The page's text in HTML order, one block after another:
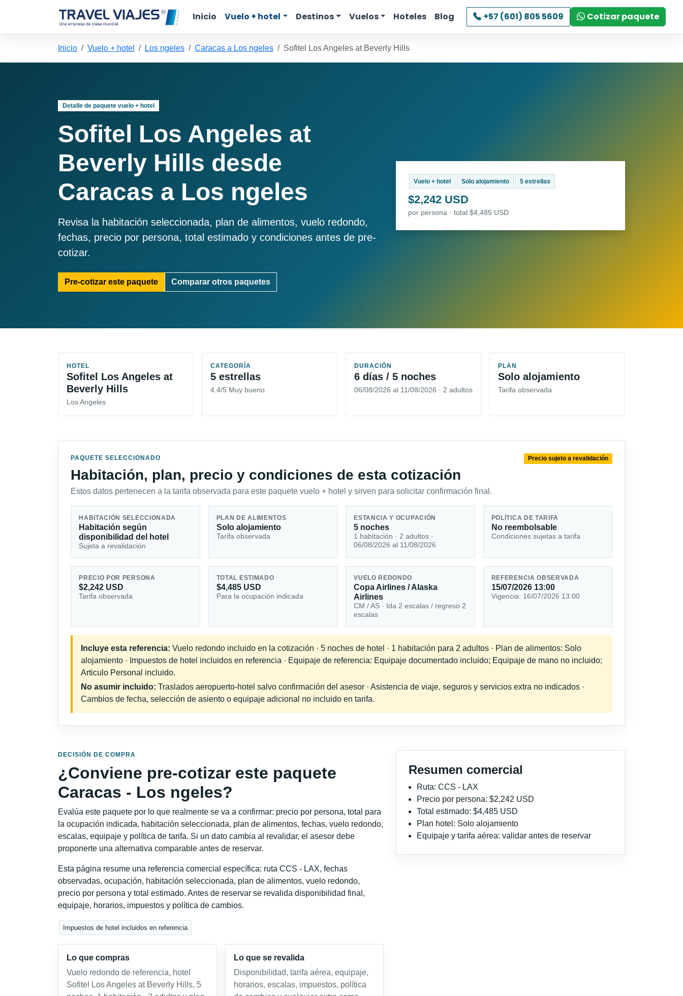
Inicio Vuelo + hotel Destinos Vuelos Hoteles Blog +57 (601) 805 5609 Cotizar paquete
Inicio Vuelo + hotel Los ngeles Caracas a Los ngeles Sofitel Los Angeles at Beverly Hills
Detalle de paquete vuelo + hotel
Sofitel Los Angeles at
Beverly Hills desde
Caracas a Los ngeles
Revisa la habitación seleccionada, plan de alimentos, vuelo redondo,
fechas, precio por persona, total estimado y condiciones antes de pre-
cotizar.
Pre-cotizar este paquete Comparar otros paquetes
Vuelo + hotel Solo alojamiento 5 estrellas
$2,242 USD
por persona · total $4,485 USD
HOTEL
Sofitel Los Angeles at
Beverly Hills
Los Angeles
CATEGORÍA
5 estrellas
4.4/5 Muy bueno
DURACIÓN
6 días / 5 noches
06/08/2026 al 11/08/2026 · 2 adultos
PLAN
Solo alojamiento
Tarifa observada
PAQUETE SELECCIONADO
Habitación, plan, precio y condiciones de esta cotización
Estos datos pertenecen a la tarifa observada para este paquete vuelo + hotel y sirven para solicitar confirmación final.
Precio sujeto a revalidación
HABITACIÓN SELECCIONADA
Habitación según
disponibilidad del hotel
Sujeta a revalidación
PLAN DE ALIMENTOS
Solo alojamiento
Tarifa observada
ESTANCIA Y OCUPACIÓN
5 noches
1 habitación · 2 adultos ·
06/08/2026 al 11/08/2026
POLÍTICA DE TARIFA
No reembolsable
Condiciones sujetas a tarifa
PRECIO POR PERSONA
$2,242 USD
Tarifa observada
TOTAL ESTIMADO
$4,485 USD
Para la ocupación indicada
VUELO REDONDO
Copa Airlines / Alaska
Airlines
CM / AS · Ida 2 escalas / regreso 2
escalas
REFERENCIA OBSERVADA
15/07/2026 13:00
Vigencia: 16/07/2026 13:00
Incluye esta referencia: Vuelo redondo incluido en la cotización · 5 noches de hotel · 1 habitación para 2 adultos · Plan de alimentos: Solo
alojamiento · Impuestos de hotel incluidos en referencia · Equipaje de referencia: Equipaje documentado incluido; Equipaje de mano no incluido;
Articulo Personal incluido.
No asumir incluido: Traslados aeropuerto-hotel salvo confirmación del asesor · Asistencia de viaje, seguros y servicios extra no indicados ·
Cambios de fecha, selección de asiento o equipaje adicional no incluido en tarifa.
DECISIÓN DE COMPRA
¿Conviene pre-cotizar este paquete
Caracas - Los ngeles?
Evalúa este paquete por lo que realmente se va a confirmar: precio por persona, total para
la ocupación indicada, habitación seleccionada, plan de alimentos, fechas, vuelo redondo,
escalas, equipaje y política de tarifa. Si un dato cambia al revalidar, el asesor debe
proponerte una alternativa comparable antes de reservar.
Esta página resume una referencia comercial específica: ruta CCS - LAX, fechas
observadas, ocupación, habitación seleccionada, plan de alimentos, vuelo redondo,
precio por persona y total estimado. Antes de reservar se revalida disponibilidad final,
equipaje, horarios, impuestos y política de cambios.
Impuestos de hotel incluidos en referencia
Lo que compras
Vuelo redondo de referencia, hotel
Sofitel Los Angeles at Beverly Hills, 5
Lo que se revalida
Disponibilidad, tarifa aérea, equipaje,
horarios, escalas, impuestos, política
Resumen comercial
Ruta: CCS - LAX
Precio por persona: $2,242 USD
Total estimado: $4,485 USD
Plan hotel: Solo alojamiento
Equipaje y tarifa aérea: validar antes de reservar